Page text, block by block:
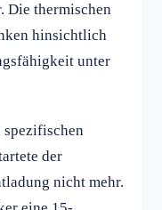
Die thermischen
hinsichtlich
unter
spezifischen
der
nicht mehr.